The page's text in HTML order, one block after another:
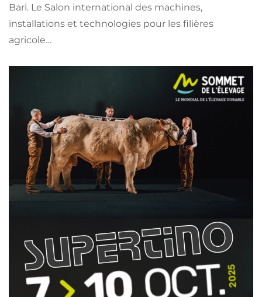
Bari. Le Salon international des machines,
installations et technologies pour les filières
agricole…